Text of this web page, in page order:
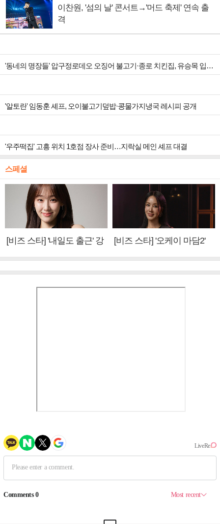
이찬원, '섬의 날' 콘서트→'머드 축제' 연속 출
격
'동네의 명장들' 압구정로데오 오징어 불고기·종로 치킨집, 유승목 입맛 저격
'알토란' 임동훈 셰프, 오이불고기덮밥·콩물가지냉국 레시피 공개
'우주떡집' 고흥 위치 1호점 장사 준비…지락실 메인 셰프 대결
스페셜
[비즈 스타] '내일도 출근' 강
[비즈 스타] '오케이 마담2'